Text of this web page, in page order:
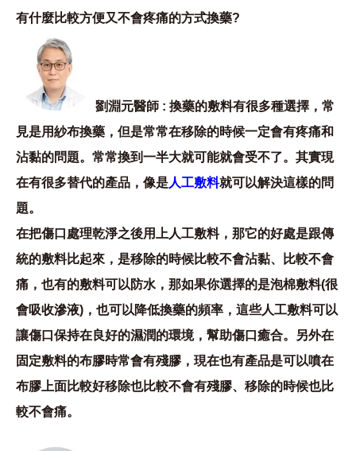
有什麼比較方便又不會疼痛的方式換藥?
劉淵元醫師 : 換藥的敷料有很多種選擇，常
見是用紗布換藥，但是常常在移除的時候一定會有疼痛和
沾黏的問題。常常換到一半大就可能就會受不了。其實現
在有很多替代的產品，像是人工敷料就可以解決這樣的問
題。
在把傷口處理乾淨之後用上人工敷料，那它的好處是跟傳
統的敷料比起來，是移除的時候比較不會沾黏、比較不會
痛，也有的敷料可以防水，那如果你選擇的是泡棉敷料(很
會吸收滲液)，也可以降低換藥的頻率，這些人工敷料可以
讓傷口保持在良好的濕潤的環境，幫助傷口癒合。另外在
固定敷料的布膠時常會有殘膠，現在也有產品是可以噴在
布膠上面比較好移除也比較不會有殘膠、移除的時候也比
較不會痛。